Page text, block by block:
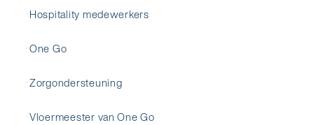
Hospitality medewerkers
One Go
Zorgondersteuning
Vloermeester van One Go